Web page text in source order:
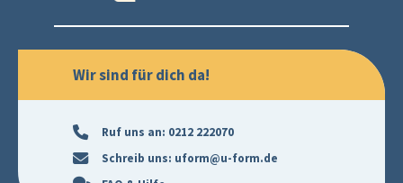
Wir sind für dich da!
Ruf uns an: 0212 222070
Schreib uns: uform@u-form.de